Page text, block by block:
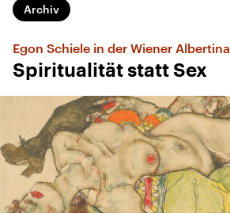
Archiv
Egon Schiele in der Wiener Albertina
Spiritualität statt Sex